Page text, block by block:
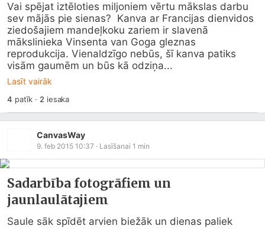
Vai spējat iztēloties miljoniem vērtu mākslas darbu
sev mājās pie sienas?  Kanva ar Francijas dienvidos
ziedošajiem mandeļkoku zariem ir slavenā
mākslinieka Vinsenta van Goga gleznas
reprodukcija. Vienaldzīgo nebūs, šī kanva patiks
visām gaumēm un būs kā odziņa...
Lasīt vairāk
4 patīk · 2 iesaka
CanvasWay
9. feb 2015 10:37 · Lasīšanai 1 min
Sadarbība fotogrāfiem un
jaunlaulātajiem
Saule sāk spīdēt arvien biežāk un dienas paliek